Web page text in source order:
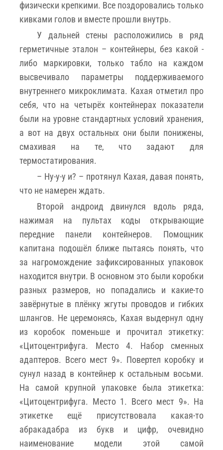
физически крепкими. Все поздоровались только
кивками голов и вместе прошли внутрь.
У дальней стены расположились в ряд
герметичные эталон – контейнеры, без какой -
либо маркировки, только табло на каждом
высвечивало параметры поддерживаемого
внутреннего микроклимата. Кахая отметил про
себя, что на четырёх контейнерах показатели
были на уровне стандартных условий хранения,
а вот на двух остальных они были понижены,
смахивая на те, что задают для
термостатирования.
– Ну-у-у и? – протянул Кахая, давая понять,
что не намерен ждать.
Второй андроид двинулся вдоль ряда,
нажимая на пультах коды открывающие
передние панели контейнеров. Помощник
капитана подошёл ближе пытаясь понять, что
за нагромождение зафиксированных упаковок
находится внутри. В основном это были коробки
разных размеров, но попадались и какие-то
завёрнутые в плёнку жгуты проводов и гибких
шлангов. Не церемонясь, Кахая выдернул одну
из коробок поменьше и прочитал этикетку:
«Цитоцентрифуга. Место 4. Набор сменных
адаптеров. Всего мест 9». Повертел коробку и
сунул назад в контейнер к остальным восьми.
На самой крупной упаковке была этикетка:
«Цитоцентрифуга. Место 1. Всего мест 9». На
этикетке ещё присутствовала какая-то
абракадабра из букв и цифр, очевидно
наименование модели этой самой